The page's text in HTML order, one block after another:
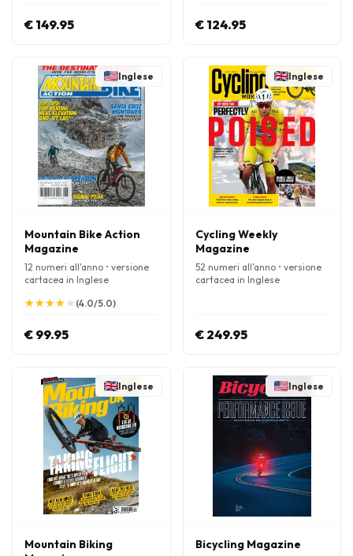
€ 149.95 € 124.95
Inglese
Mountain Bike Action
Magazine
12 numeri all'anno • versione
cartacea in Inglese
★
★★
★★
★★
★★
★ (4.0/5.0)
€ 99.95
Inglese
Cycling Weekly
Magazine
52 numeri all'anno • versione
cartacea in Inglese
€ 249.95
Inglese
Mountain Biking
Inglese
Bicycling Magazine